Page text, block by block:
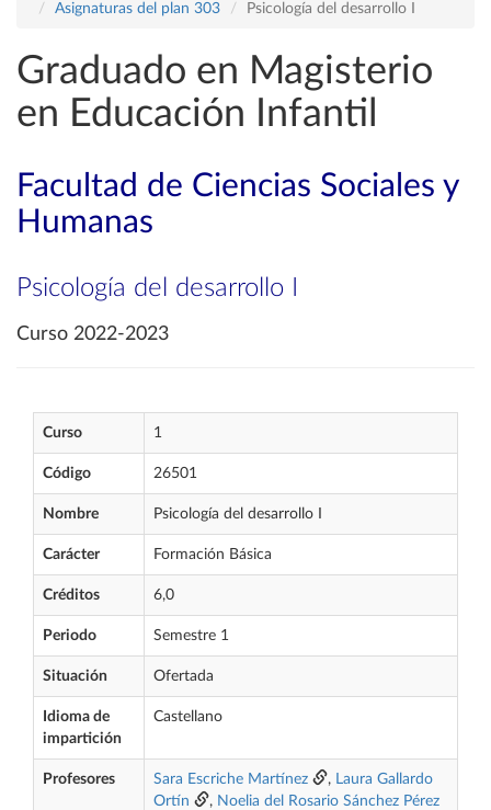
Asignaturas del plan 303
Psicología del desarrollo I
Graduado en Magisterio
en Educación Infantil
Facultad de Ciencias Sociales y
Humanas
Psicología del desarrollo I
Curso 2022-2023
Curso 1
Código 26501
Nombre Psicología del desarrollo I
Carácter Formación Básica
Créditos 6,0
Periodo Semestre 1
Situación Ofertada
Idioma de
impartición
Castellano
Profesores Sara Escriche Martínez , Laura Gallardo
Ortín
, Noelia del Rosario Sánchez Pérez